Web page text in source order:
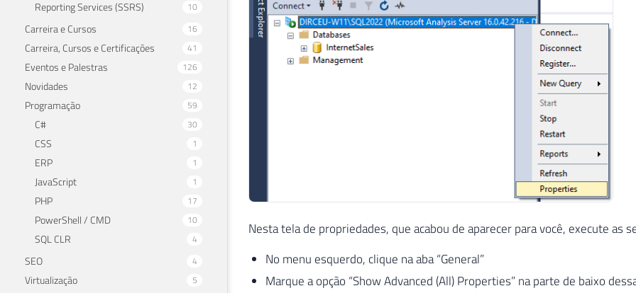
Reporting Services (SSRS) 10
Carreira e Cursos 16
Carreira, Cursos e Certificações 41
Eventos e Palestras 126
Novidades 12
Programação 59
C# 30
CSS 1
ERP 1
JavaScript 1
PHP 17
PowerShell / CMD 10
SQL CLR 4
SEO 4
Virtualização 5
Nesta tela de propriedades, que acabou de aparecer para você, execute as
No menu esquerdo, clique na aba “General”
Marque a opção “Show Advanced (All) Properties” na parte de baixo